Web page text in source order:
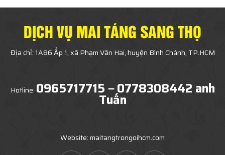
DỊCH VỤ MAI TÁNG SANG THỌ
Địa chỉ: 1A86 Ấp 1, xã Phạm Văn Hai, huyện Bình Chánh, TP.HCM
Hotline: 0965717715－0778308442 anh
Tuấn
Website: maitangtrongoihcm.com